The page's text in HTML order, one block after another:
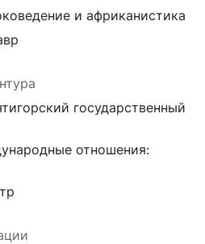
и африканистика
государственный
отношения: